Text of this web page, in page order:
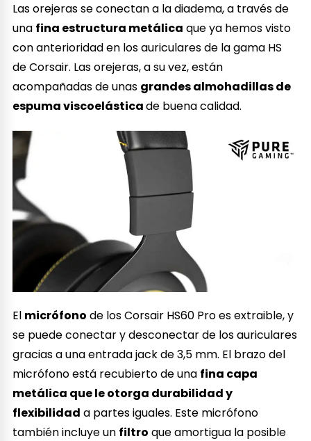
Las orejeras se conectan a la diadema, a través de
una fina estructura metálica que ya hemos visto
con anterioridad en los auriculares de la gama HS
de Corsair. Las orejeras, a su vez, están
acompañadas de unas grandes almohadillas de
espuma viscoelásticade buena calidad.
El micrófono de los Corsair HS60 Pro es extraible, y
se puede conectar y desconectar de los auriculares
gracias a una entrada jack de 3,5 mm. El brazo del
micrófono está recubierto de una fina capa
metálica que le otorga durabilidad y
flexibilidad a partes iguales. Este micrófono
también incluye un filtro que amortigua la posible